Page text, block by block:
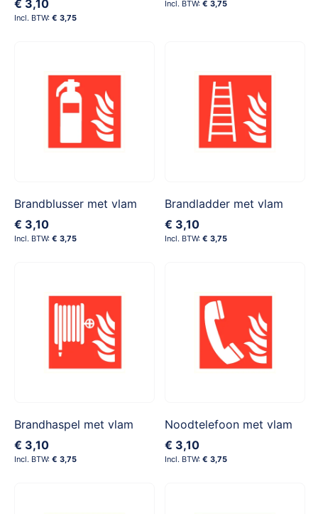
€ 3,10
€ 3,75
€ 3,75
Brandblusser met vlam
€ 3,10
€ 3,75
Brandladder met vlam
€ 3,10
€ 3,75
Brandhaspel met vlam
€ 3,10
€ 3,75
Noodtelefoon met vlam
€ 3,10
€ 3,75